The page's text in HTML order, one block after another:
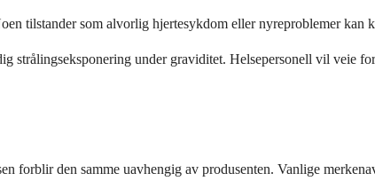
tilstander som alvorlig hjertesykdom eller nyreproblemer kan
strålingseksponering under graviditet. Helsepersonell vil veie
forblir den samme uavhengig av produsenten. Vanlige